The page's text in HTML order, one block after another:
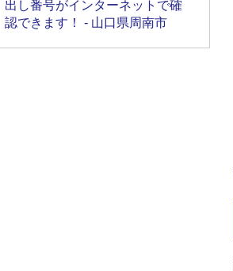
出し番号がインターネットで確
認できます！ - 山口県周南市